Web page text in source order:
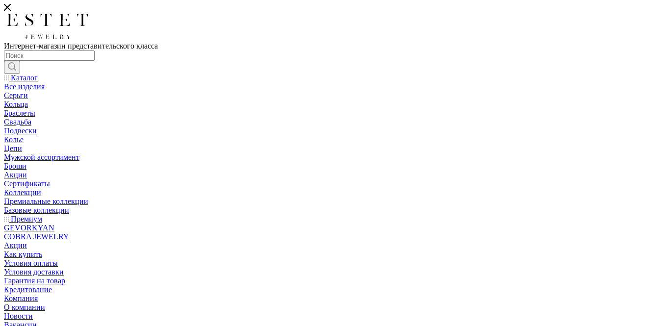
Интернет-магазин представительского класса
Каталог
Все изделия
Серьги
Кольца
Браслеты
Свадьба
Подвески
Колье
Цепи
Мужской ассортимент
Броши
Акции
Сертификаты
Коллекции
Премиальные коллекции
Базовые коллекции
Премиум
GEVORKYAN
COBRA JEWELRY
Акции
Как купить
Условия оплаты
Условия доставки
Гарантия на товар
Кредитование
Компания
О компании
Новости